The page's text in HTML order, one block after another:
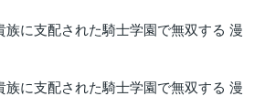
族に支配された騎士学園で無双する 漫
族に支配された騎士学園で無双する 漫